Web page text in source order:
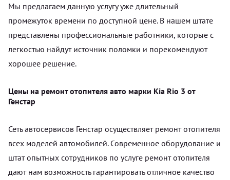
Мы предлагаем данную услугу уже длительный
промежуток времени по доступной цене. В нашем штате
представлены профессиональные работники, которые с
легкостью найдут источник поломки и порекомендуют
хорошее решение.
Цены на ремонт отопителя авто марки Kia Rio 3 от
Генстар
Сеть автосервисов Генстар осуществляет ремонт отопителя
всех моделей автомобилей. Современное оборудование и
штат опытных сотрудников по услуге ремонт отопителя
дают нам возможность гарантировать отличное качество